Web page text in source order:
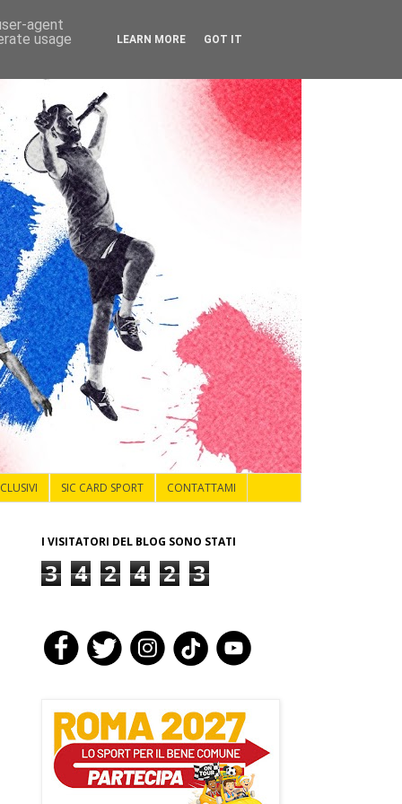
SIC CARD SPORT CONTATTAMI
I VISITATORI DEL BLOG SONO STATI
3 4 2 4 2 3
agent
usage
LEARN MORE GOT IT